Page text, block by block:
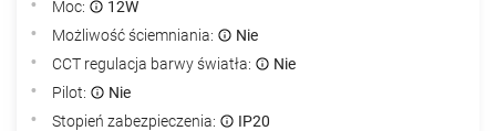
Moc:
12W
Możliwość ściemniania:
Nie
CCT regulacja barwy światła:
Nie
Pilot:
Nie
Stopień zabezpieczenia:
IP20